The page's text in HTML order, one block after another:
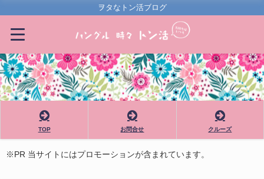
ヲタなトン活ブログ
TOP お問合せ クルーズ
※PR 当サイトにはプロモーションが含まれています。